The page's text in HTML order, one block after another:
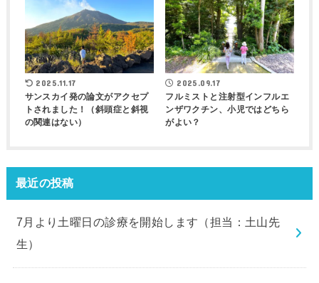
2025.11.17
サンスカイ発の論文がアクセプ
トされました！（斜頭症と斜視
の関連はない）
2025.09.17
フルミストと注射型インフルエ
ンザワクチン、小児ではどちら
がよい？
最近の投稿
7月より土曜日の診療を開始します（担当：土山先
生）